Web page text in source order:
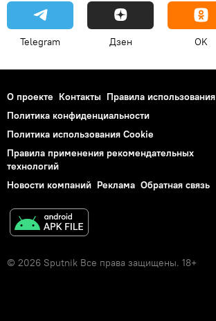
Telegram Дзен OK
О проекте Контакты Правила использования
Политика конфиденциальности
Политика использования Cookie
Правила применения рекомендательных
технологий
Новости компаний Реклама Обратная связь
© 2026 Sputnik Все права защищены. 18+